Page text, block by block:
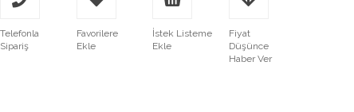
Telefonla
Sipariş
Favorilere
Ekle
İstek Listeme
Ekle
Fiyat
Düşünce
Haber Ver